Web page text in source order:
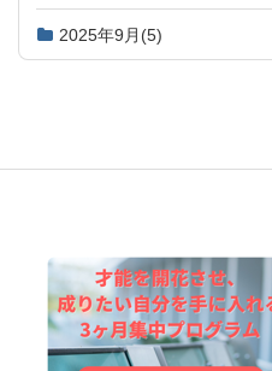
2025年9月 (5)